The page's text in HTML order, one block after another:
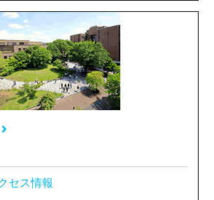
セス情報